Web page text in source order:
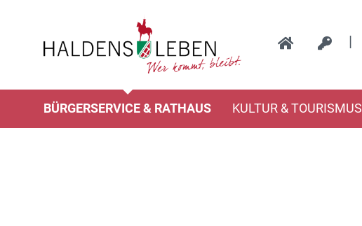
|
BÜRGERSERVICE & RATHAUS KULTUR & TOURISMUS